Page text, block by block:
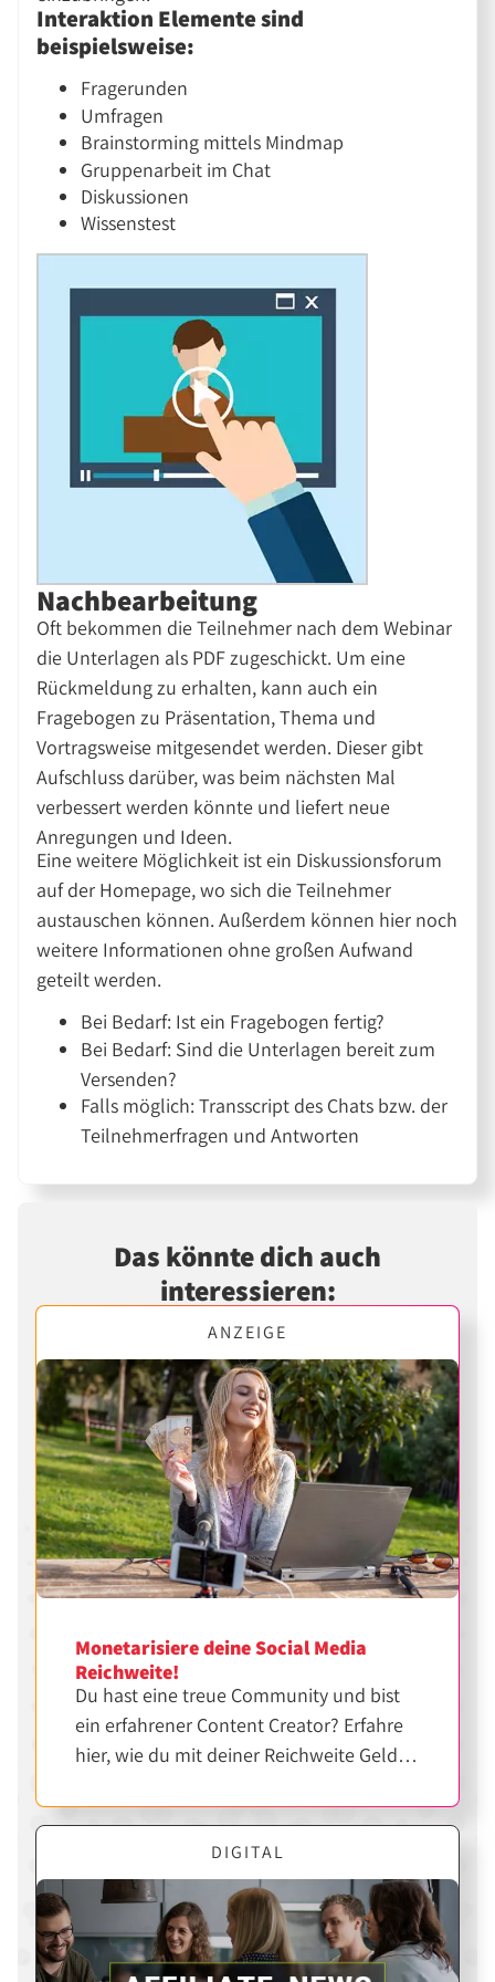
Interaktion Elemente sind
beispielsweise:
Fragerunden
Umfragen
Brainstorming mittels Mindmap
Gruppenarbeit im Chat
Diskussionen
Wissenstest
Nachbearbeitung
Oft bekommen die Teilnehmer nach dem Webinar
die Unterlagen als PDF zugeschickt. Um eine
Rückmeldung zu erhalten, kann auch ein
Fragebogen zu Präsentation, Thema und
Vortragsweise mitgesendet werden. Dieser gibt
Aufschluss darüber, was beim nächsten Mal
verbessert werden könnte und liefert neue
Anregungen und Ideen.
Eine weitere Möglichkeit ist ein Diskussionsforum
auf der Homepage, wo sich die Teilnehmer
austauschen können. Außerdem können hier noch
weitere Informationen ohne großen Aufwand
geteilt werden.
Bei Bedarf: Ist ein Fragebogen fertig?
Bei Bedarf: Sind die Unterlagen bereit zum
Versenden?
Falls möglich: Transscript des Chats bzw. der
Teilnehmerfragen und Antworten
Das könnte dich auch
interessieren:
ANZEIGE
Monetarisiere deine Social Media
Reichweite!
Du hast eine treue Community und bist
ein erfahrener Content Creator? Erfahre
hier, wie du mit deiner Reichweite Geld
DIGITAL